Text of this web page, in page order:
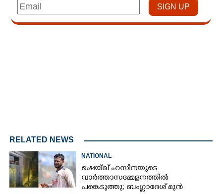
RELATED NEWS
NATIONAL
ഷെയ്ഖ് ഹസീനയുടെ
വാർത്താസമ്മേളനത്തിൽ
പങ്കെടുത്തു; ബംഗ്ലാദേശ് മുൻ